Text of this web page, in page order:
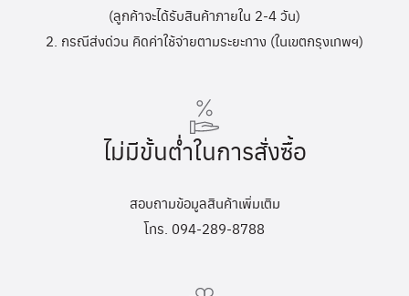
(ลูกค้าจะได้รับสินค้าภายใน 2-4 วัน)
2. กรณีส่งด่วน คิดค่าใช้จ่ายตามระยะทาง (ในเขตกรุงเทพฯ)
ไม่มีขั้นต่ำในการสั่งซื้อ
สอบถามข้อมูลสินค้าเพิ่มเติม
โทร. 094-289-8788